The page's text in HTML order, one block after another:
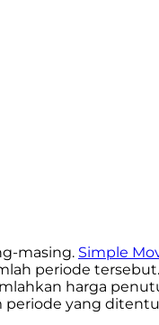
masing. Simple
periode
harga
periode yang